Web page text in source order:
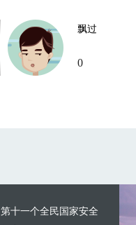
飘过
0
第十一个全民国家安全